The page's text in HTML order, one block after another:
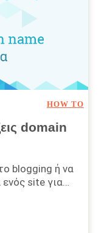
HOW TO
domain
blogging ή να
ενός site για…